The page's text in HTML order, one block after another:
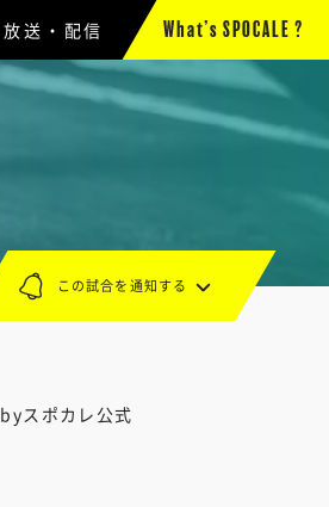
放送・配信 What’s SPOCALE ?
byスポカレ公式
この試合を通知する